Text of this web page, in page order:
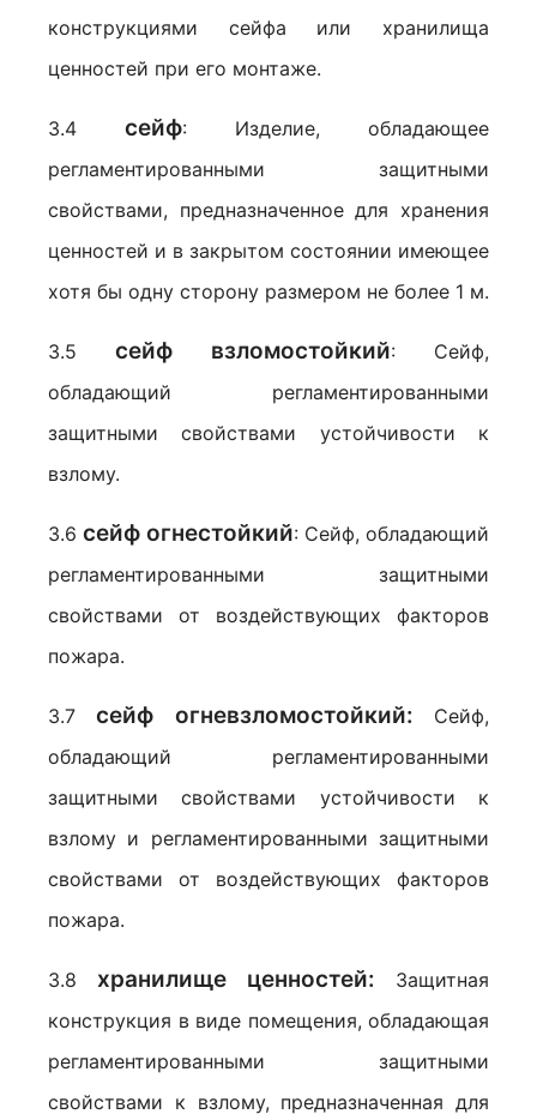
конструкциями сейфа или хранилища
ценностей при его монтаже.
3.4 сейф: Изделие, обладающее
регламентированными защитными
свойствами, предназначенное для хранения
ценностей и в закрытом состоянии имеющее
хотя бы одну сторону размером не более 1 м.
3.5 сейф взломостойкий: Сейф,
обладающий регламентированными
защитными свойствами устойчивости к
взлому.
3.6 сейф огнестойкий: Сейф, обладающий
регламентированными защитными
свойствами от воздействующих факторов
пожара.
3.7сейф огневзломостойкий:
Сейф,
обладающий регламентированными
защитными свойствами устойчивости к
взлому и регламентированными защитными
свойствами от воздействующих факторов
пожара.
3.8 хранилище ценностей: Защитная
конструкция в виде помещения, обладающая
регламентированными защитными
свойствами к взлому, предназначенная для